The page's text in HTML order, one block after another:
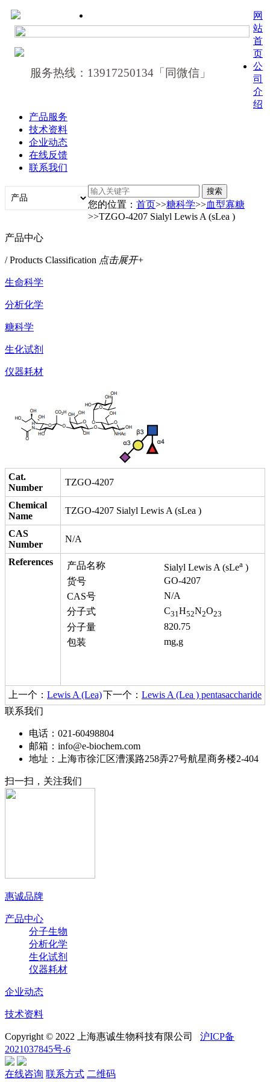
服务热线：13917250134「同微信」
网
站
首
页
公
司
介
绍
产品服务
技术资料
企业动态
在线反馈
联系我们
您的位置：首页>>糖科学>>血型寡糖
>>TZGO-4207 Sialyl Lewis A (sLea )
产品中心
/ Products Classification 点击展开+
生命科学
分析化学
糖科学
生化试剂
仪器耗材
Cat.
Number
TZGO-4207
Chemical
Name
TZGO-4207 Sialyl Lewis A (sLea )
CAS
Number
N/A
References 产品名称 Sialyl Lewis A (sLea )
货号
GO-4207
CAS号
N/A
分子式
C31H52N2O23
分子量
820.75
包装
mg,g
下一个： Lewis A (Lea ) pentasaccharide
上一个： Lewis A (Lea)
联系我们
电话：021-60498804
邮箱：info@e-biochem.com
地址：上海市徐汇区漕溪路258弄27号航星商务楼2-404
扫一扫，关注我们
惠诚品牌
产品中心
分子生物
分析化学
生化试剂
仪器耗材
企业动态
技术资料
Copyright © 2022 上海惠诚生物科技有限公司 沪ICP备
2021037845号-6
在线咨询 联系方式 二维码